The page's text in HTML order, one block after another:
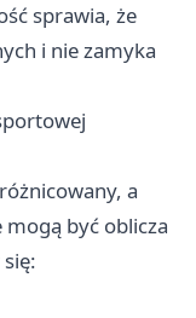
sprawia, że
i nie zamyka
a
być oblicza